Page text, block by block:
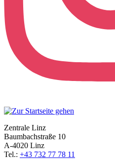
Zentrale Linz
Baumbachstraße 10
A-4020 Linz
Tel.: +43 732 77 78 11